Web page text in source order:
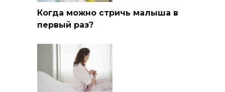
Когда можно стричь малыша в
первый раз?